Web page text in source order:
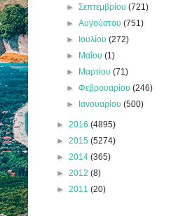
►Σεπτεμβρίου(721)
►Αυγούστου(751)
► Ιουλίου(272)
► Μαΐου(1)
► Μαρτίου(71)
►Φεβρουαρίου(246)
► Ιανουαρίου(500)
► 2016 (4895)
► 2015 (5274)
► 2014 (365)
► 2012 (8)
► 2011 (20)